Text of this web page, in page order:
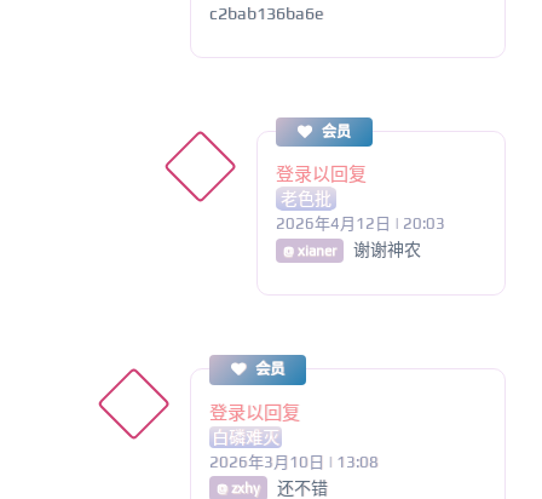
c2bab136ba6e
会员
登录以回复
老色批
2026年4月12日 | 20:03
@ xianer 谢谢神农
会员
登录以回复
白磷难灭
2026年3月10日 | 13:08
@ zxhy 还不错